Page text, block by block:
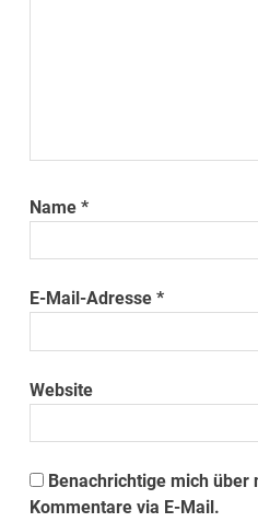
Name*
E-Mail-Adresse*
Website
Benachrichtige mich über
Kommentare via E-Mail.